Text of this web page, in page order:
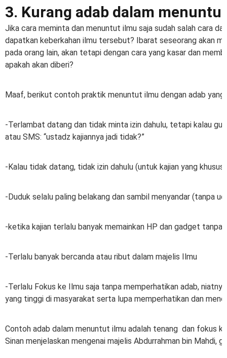
3. Kurang adab dalam
Jika cara meminta dan menuntut ilmu saja sudah salah cara
dapatkan keberkahan ilmu tersebut? Ibarat seseorang akan
pada orang lain, akan tetapi dengan cara yang kasar dan
apakah akan diberi?
Maaf, berikut contoh praktik menuntut ilmu dengan adab yang
-Terlambat datang dan tidak minta izin dahulu, tetapi kalau
atau SMS: “ustadz kajiannya jadi tidak?”
-Kalau tidak datang, tidak izin dahulu (untuk kajian yang
-Duduk selalu paling belakang dan sambil menyandar (tanpa
-ketika kajian terlalu banyak memainkan HP dan gadget tanpa
-Terlalu banyak bercanda atau ribut dalam majelis Ilmu
-Terlalu Fokus ke Ilmu saja tanpa memperhatikan adab,
yang tinggi di masyarakat serta lupa memperhatikan dan
Contoh adab dalam menuntut ilmu adalah tenang dan fokus
Sinan menjelaskan mengenai majelis Abdurrahman bin Mahdi,